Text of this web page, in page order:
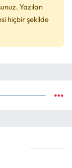
Yazılan
hiçbir şekilde